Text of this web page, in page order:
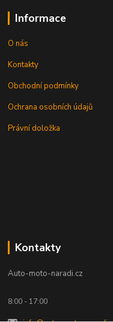
Informace
O nás
Kontakty
Obchodní podmínky
Ochrana osobních údajů
Právní doložka
Kontakty
Auto-moto-naradi.cz
8:00 - 17:00